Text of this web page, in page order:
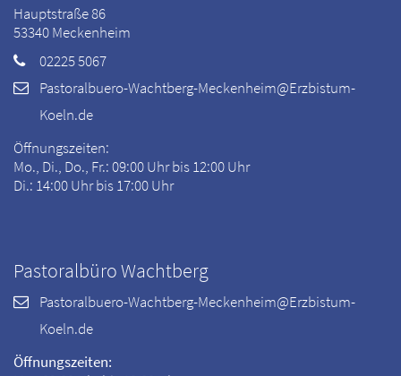
Hauptstraße 86
53340Meckenheim
02225 5067
Pastoralbuero-Wachtberg-Meckenheim@Erzbistum-
Koeln.de
Öffnungszeiten:
Mo., Di., Do., Fr.: 09:00 Uhr bis 12:00 Uhr
Di.: 14:00 Uhr bis 17:00 Uhr
Pastoralbüro Wachtberg
Pastoralbuero-Wachtberg-Meckenheim@Erzbistum-
Koeln.de
Öffnungszeiten: